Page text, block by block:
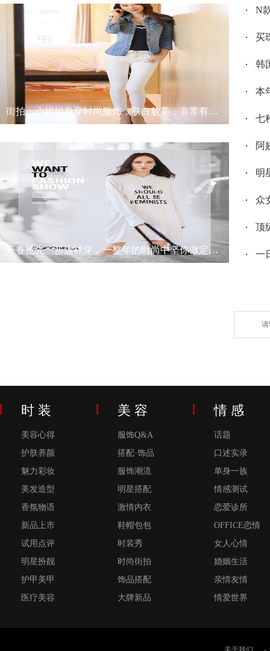
街拍：小姐姐身穿时尚服饰，肤白貌美，非常有女神范
开春抢先一步这样穿，一整年的时尚中坚你做定了！
N
买
韩
本
七
阿
明
众
顶
一
时 装
美容心得
护肤养颜
魅力彩妆
美发造型
香氛物语
新品上市
试用点评
明星扮靓
护甲美甲
医疗美容
美 容
服饰Q&A
搭配·饰品
服饰潮流
明星搭配
激情内衣
鞋帽包包
时装秀
时尚街拍
饰品搭配
大牌新品
情 感
话题
口述实录
单身一族
情感测试
恋爱诊所
OFFICE恋情
女人心情
婚姻生活
亲情友情
情爱世界